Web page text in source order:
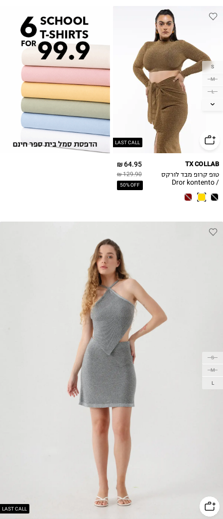
LAST CALL
S
M
L
XL
64.95 ₪
129.90 ₪
50% OFF
TX COLLAB
טופ קרופ מבד לורקס
/ Dror kontento
LAST CALL
S
M
L